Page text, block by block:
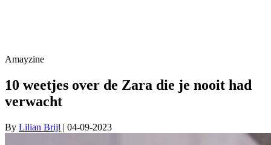
Amayzine
10 weetjes over de Zara die je nooit had
verwacht
By Lilian Brijl | 04-09-2023